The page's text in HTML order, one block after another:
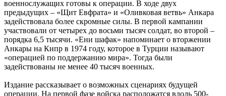
военнослужащих готовы к операции. В ходе двух
предыдущих – «Щит Евфрата» и «Оливковая ветвь» Анкара
задействовала более скромные силы. В первой кампании
участвовали от четырех до восьми тысяч солдат, во второй –
порядка 6,5 тысячи. «Ени шафак» напоминает о вторжении
Анкары на Кипр в 1974 году, которое в Турции называют
«операцией по поддержанию мира». Тогда были
задействованы не менее 40 тысяч военных.
Издание рассказывает о возможных сценариях будущей
операции. На первой фазе войска расположатся вдоль 500-